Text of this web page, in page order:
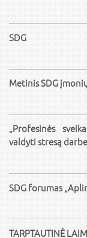
SDG
Metinis SDG
„Profesinės
valdyti stresą
SDG forumas
TARPTAUTINĖ